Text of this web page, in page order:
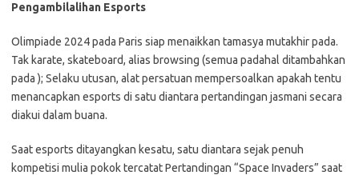
Pengambilalihan Esports
Olimpiade 2024 pada Paris siap menaikkan tamasya mutakhir pada.
Tak karate, skateboard, alias browsing (semua padahal ditambahkan
pada ); Selaku utusan, alat persatuan mempersoalkan apakah tentu
menancapkan esports di satu diantara pertandingan jasmani secara
diakui dalam buana.
Saat esports ditayangkan kesatu, satu diantara sejak penuh
kompetisi mulia pokok tercatat Pertandingan “Space Invaders” saat